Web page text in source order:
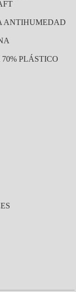
ANTIHUMEDAD
PLÁSTICO